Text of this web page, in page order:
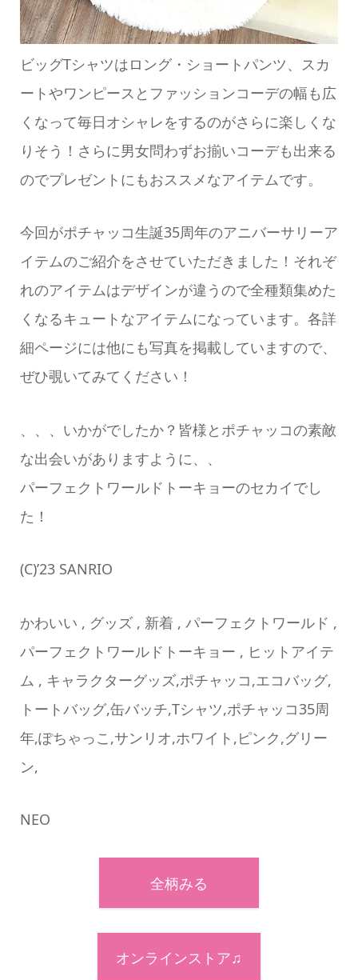
ビッグTシャツはロング・ショートパンツ、スカ
ートやワンピースとファッションコーデの幅も広
くなって毎日オシャレをするのがさらに楽しくな
りそう！さらに男女問わずお揃いコーデも出来る
のでプレゼントにもおススメなアイテムです。
今回がポチャッコ生誕35周年のアニバーサリーア
イテムのご紹介をさせていただきました！それぞ
れのアイテムはデザインが違うので全種類集めた
くなるキュートなアイテムになっています。各詳
細ページには他にも写真を掲載していますので、
ぜひ覗いてみてください！
、、、いかがでしたか？皆様とポチャッコの素敵
な出会いがありますように、、
パーフェクトワールドトーキョーのセカイでし
た！
(C)’23 SANRIO
かわいい , グッズ , 新着 , パーフェクトワールド ,
パーフェクトワールドトーキョー , ヒットアイテ
ム , キャラクターグッズ,ポチャッコ,エコバッグ,
トートバッグ,缶バッチ,Tシャツ,ポチャッコ35周
年,ぽちゃっこ,サンリオ,ホワイト,ピンク,グリー
ン,
NEO
全柄みる
オンラインストア♫